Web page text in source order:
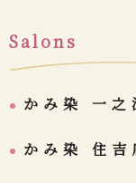
Salons
かみ染 一之
かみ染 住吉